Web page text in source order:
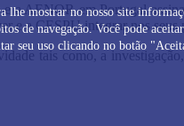
lhe mostrar no nosso site
de navegação. Você pode
seu uso clicando no botão
AENOR em Portugal
e a CESPU integrar nos seus
tais como, a